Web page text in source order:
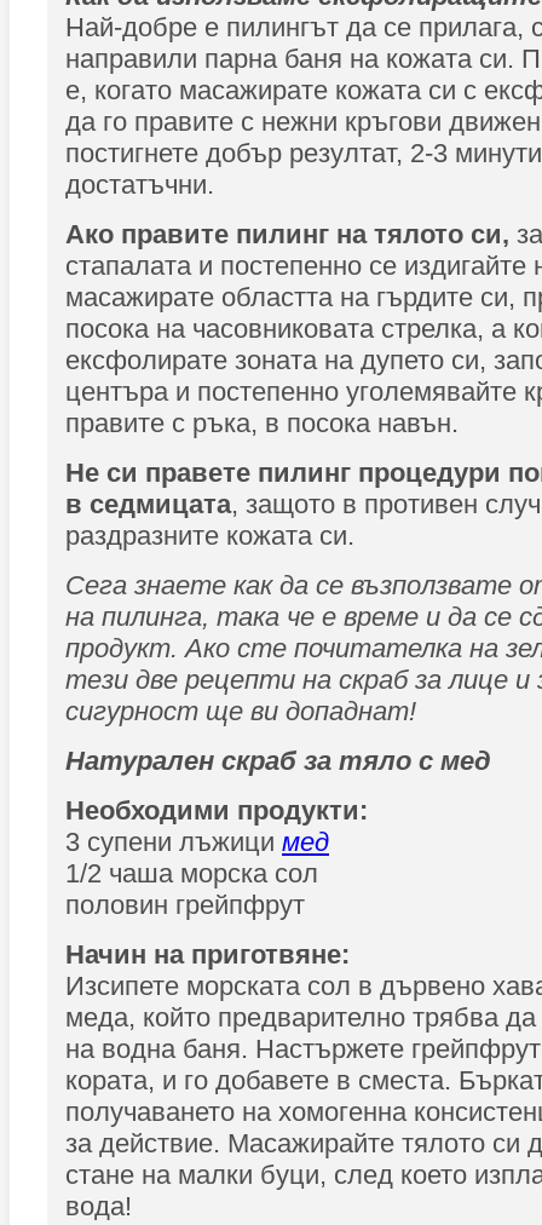
Най-добре е пилингът да се прилага,
направили парна баня на кожата си.
е, когато масажирате кожата си с
да го правите с нежни кръгови
постигнете добър резултат, 2-3
достатъчни.
Ако правите пилинг на тялото си,
стапалата и постепенно се издигайте
масажирате областта на гърдите си,
посока на часовниковата стрелка, а
ексфолирате зоната на дупето си,
центъра и постепенно уголемявайте
правите с ръка, в посока навън.
Не си правете пилинг процедури
в седмицата, защото в противен
раздразните кожата си.
Сега знаете как да се възползвате
на пилинга, така че е време и да се
продукт. Ако сте почитателка на
тези две рецепти на скраб за лице и
сигурност ще ви допаднат!
Натурален скраб за тяло с мед
Необходими продукти:
3 супени лъжици мед
1/2 чаша морска сол
половин грейпфрут
Начин на приготвяне:
Изсипете морската сол в дървено
меда, който предварително трябва
на водна баня. Настържете
кората, и го добавете в сместа.
получаването на хомогенна
за действие. Масажирайте тялото си
стане на малки буци, след което
вода!